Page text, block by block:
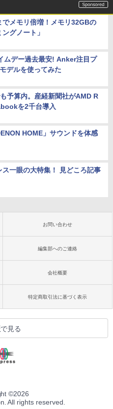
でメモリ倍増！メモリ32GBの
ングノート」
ムデー過去最安! Anker注目プ
デルを使ってみた
予算内。産経新聞社がAMD R
を2千台導入
HOME」サウンドを体感
ス一眼の大特集！ 見どころ記事
お問い合わせ
編集部へのご連絡
会社概要
特定商取引法に基づく表示
見る
©2026
All rights reserved.